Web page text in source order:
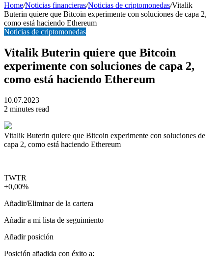
Home/Noticias financieras/Noticias de criptomonedas/Vitalik
Buterin quiere que Bitcoin experimente con soluciones de capa 2,
como está haciendo Ethereum
Noticias de criptomonedas
Vitalik Buterin quiere que Bitcoin
experimente con soluciones de capa 2,
como está haciendo Ethereum
10.07.2023
2 minutes read
Vitalik Buterin quiere que Bitcoin experimente con soluciones de
capa 2, como está haciendo Ethereum
TWTR
+0,00%
Añadir/Eliminar de la cartera
Añadir a mi lista de seguimiento
Añadir posición
Posición añadida con éxito a: